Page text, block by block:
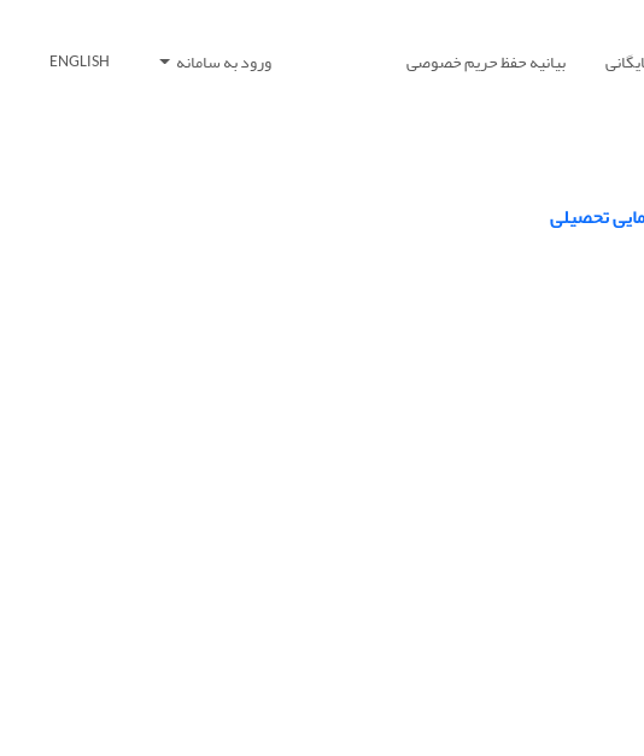
بیانیه حفظ حریم خصوصی ورود به سامانه ENGLISH
تحصیلی